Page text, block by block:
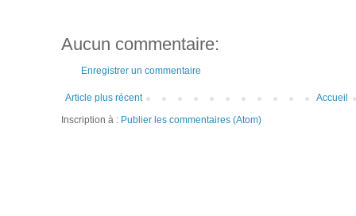
Aucun commentaire:
Enregistrer un commentaire
Article plus récent
Accueil
Inscription à : Publier les commentaires (Atom)